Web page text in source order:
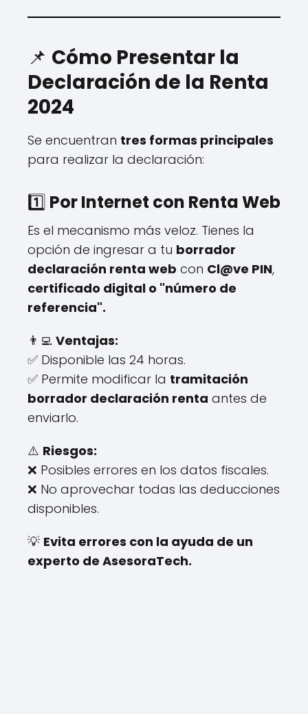
📌 Cómo Presentar la
Declaración de la Renta
2024
Se encuentran tres formas principales
para realizar la declaración:
1️⃣ Por Internet con Renta Web
Es el mecanismo más veloz. Tienes la
opción de ingresar a tu borrador
declaración renta web con Cl@ve PIN,
certificado digital o "número de
referencia".
👨‍💻 Ventajas:
✅ Disponible las 24 horas.
✅ Permite modificar la tramitación
borrador declaración renta antes de
enviarlo.
⚠️ Riesgos:
❌ Posibles errores en los datos fiscales.
❌ No aprovechar todas las deducciones
disponibles.
💡 Evita errores con la ayuda de un
experto de AsesoraTech.